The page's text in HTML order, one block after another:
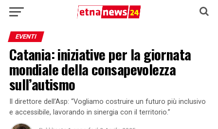
EVENTI
Catania: iniziative per la giornata
mondiale della consapevolezza
sull’autismo
Il direttore dell’Asp: “Vogliamo costruire un futuro più inclusivo
e accessibile, lavorando in sinergia con il territorio.”